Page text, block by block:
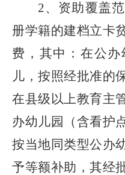
2、资助覆盖
册学籍的建档立卡
费，其中：在公
儿，按照经批准的
在县级以上教育主
办幼儿园（含看护
按当地同类型公办
予等额补助，其经